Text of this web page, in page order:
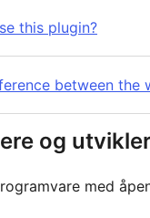
this plugin?
between the
og
med